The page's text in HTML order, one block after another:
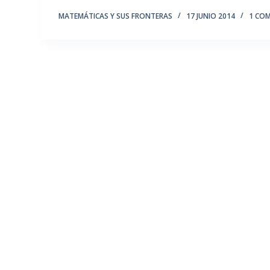
MATEMÁTICAS Y SUS FRONTERAS 17 JUNIO 2014 1